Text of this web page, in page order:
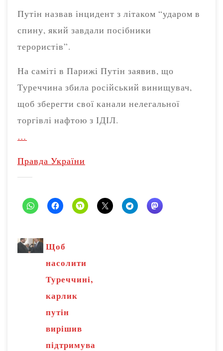
Путін назвав інцидент з літаком “ударом в
спину, який завдали посібники
терористів”.
На саміті в Парижі Путін заявив, що
Туреччина збила російський винищувач,
щоб зберегти свої канали нелегальної
торгівлі нафтою з ІДІЛ.
…
Правда України
Щоб
насолити
Туреччині,
карлик
путін
вирішив
підтримува